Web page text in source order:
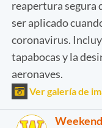
reapertura segura
ser aplicado
coronavirus.
tapabocas y la
aeronaves.
Ver galería de
Weekend